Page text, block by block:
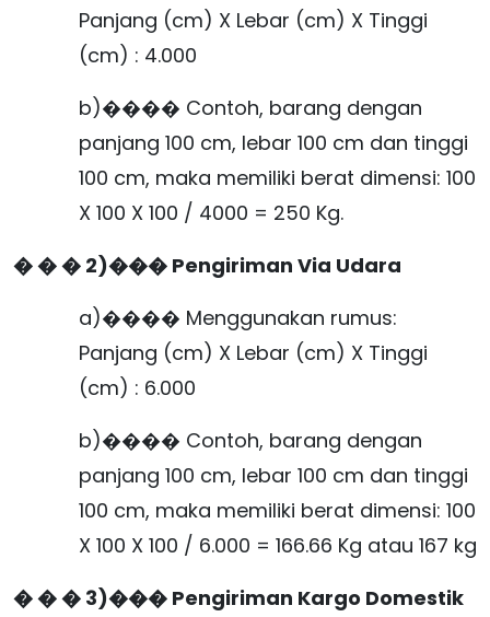
Panjang (cm) X Lebar (cm) X Tinggi
(cm) : 4.000
b)���� Contoh, barang dengan
panjang 100 cm, lebar 100 cm dan tinggi
100 cm, maka memiliki berat dimensi: 100
X 100 X 100 / 4000 = 250 Kg.
� � � 2)��� Pengiriman Via Udara
a)���� Menggunakan rumus:
Panjang (cm) X Lebar (cm) X Tinggi
(cm) : 6.000
b)���� Contoh, barang dengan
panjang 100 cm, lebar 100 cm dan tinggi
100 cm, maka memiliki berat dimensi: 100
X 100 X 100 / 6.000 = 166.66 Kg atau 167 kg
� � � 3)��� Pengiriman Kargo Domestik